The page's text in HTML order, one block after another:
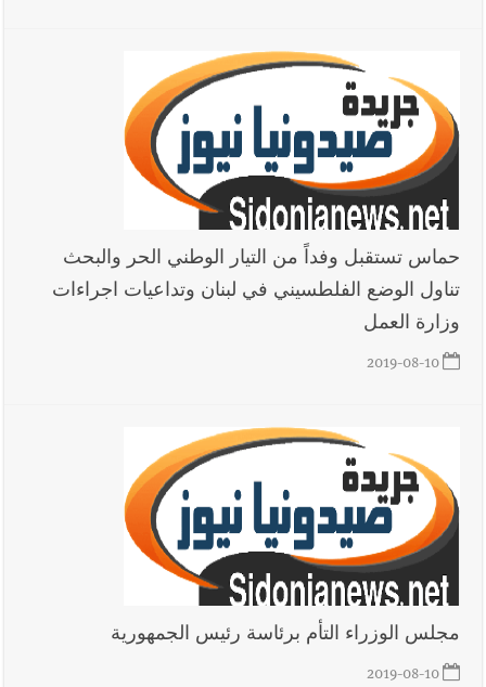
حماس تستقبل وفداً من التيار الوطني الحر والبحث
تناول الوضع الفلطسيني في لبنان وتداعيات اجراءات
وزارة العمل
2019-08-10
مجلس الوزراء التأم برئاسة رئيس الجمهورية
2019-08-10